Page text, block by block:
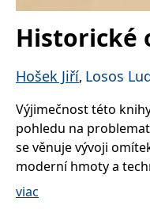
Historické
Hošek Jiří, Losos
Výjimečnost této
pohledu na
se věnuje vývoji
moderní hmoty a
rekonstrukcích a
viac